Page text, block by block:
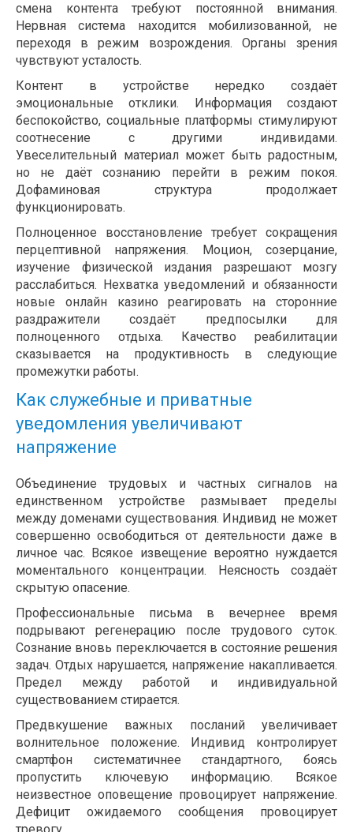
смена контента требуют постоянной внимания.
Нервная система находится мобилизованной, не
переходя в режим возрождения. Органы зрения
чувствуют усталость.
Контент в устройстве нередко создаёт
эмоциональные отклики. Информация создают
беспокойство, социальные платформы стимулируют
соотнесение с другими индивидами.
Увеселительный материал может быть радостным,
но не даёт сознанию перейти в режим покоя.
Дофаминовая структура продолжает
функционировать.
Полноценное восстановление требует сокращения
перцептивной напряжения. Моцион, созерцание,
изучение физической издания разрешают мозгу
расслабиться. Нехватка уведомлений и обязанности
новые онлайн казино реагировать на сторонние
раздражители создаёт предпосылки для
полноценного отдыха. Качество реабилитации
сказывается на продуктивность в следующие
промежутки работы.
Как служебные и приватные
уведомления увеличивают
напряжение
Объединение трудовых и частных сигналов на
единственном устройстве размывает пределы
между доменами существования. Индивид не может
совершенно освободиться от деятельности даже в
личное час. Всякое извещение вероятно нуждается
моментального концентрации. Неясность создаёт
скрытую опасение.
Профессиональные письма в вечернее время
подрывают регенерацию после трудового суток.
Сознание вновь переключается в состояние решения
задач. Отдых нарушается, напряжение накапливается.
Предел между работой и индивидуальной
существованием стирается.
Предвкушение важных посланий увеличивает
волнительное положение. Индивид контролирует
смартфон систематичнее стандартного, боясь
пропустить ключевую информацию. Всякое
неизвестное оповещение провоцирует напряжение.
Дефицит ожидаемого сообщения провоцирует